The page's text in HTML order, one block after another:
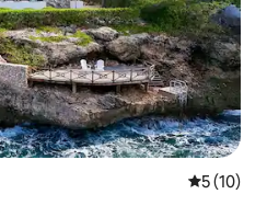
平均评分
5 (10)